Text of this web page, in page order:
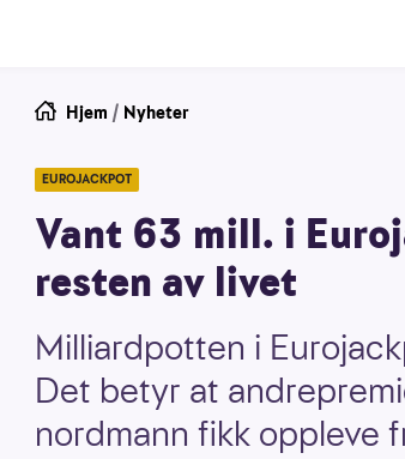
Hjem / Nyheter
EUROJACKPOT
Vant 63 mill. i
resten av livet
Milliardpotten i
Det betyr at
nordmann fikk oppleve